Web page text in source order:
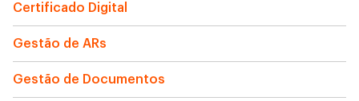
Certificado Digital
Gestão de ARs
Gestão de Documentos